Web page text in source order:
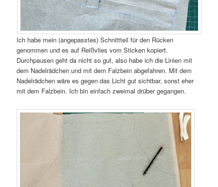
Ich habe mein (angepasstes) Schnittteil für den Rücken
genommen und es auf Reißvlies vom Sticken kopiert.
Durchpausen geht da nicht so gut, also habe ich die Linien mit
dem Nadelrädchen und mit dem Falzbein abgefahren. Mit dem
Nadelrädchen wäre es gegen das Licht gut sichtbar, sonst eher
mit dem Falzbein. Ich bin einfach zweimal drüber gegangen.